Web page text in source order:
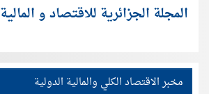
المجلة الجزائرية للاقتصاد و المالية
مخبر الاقتصاد الكلي والمالية الدولية